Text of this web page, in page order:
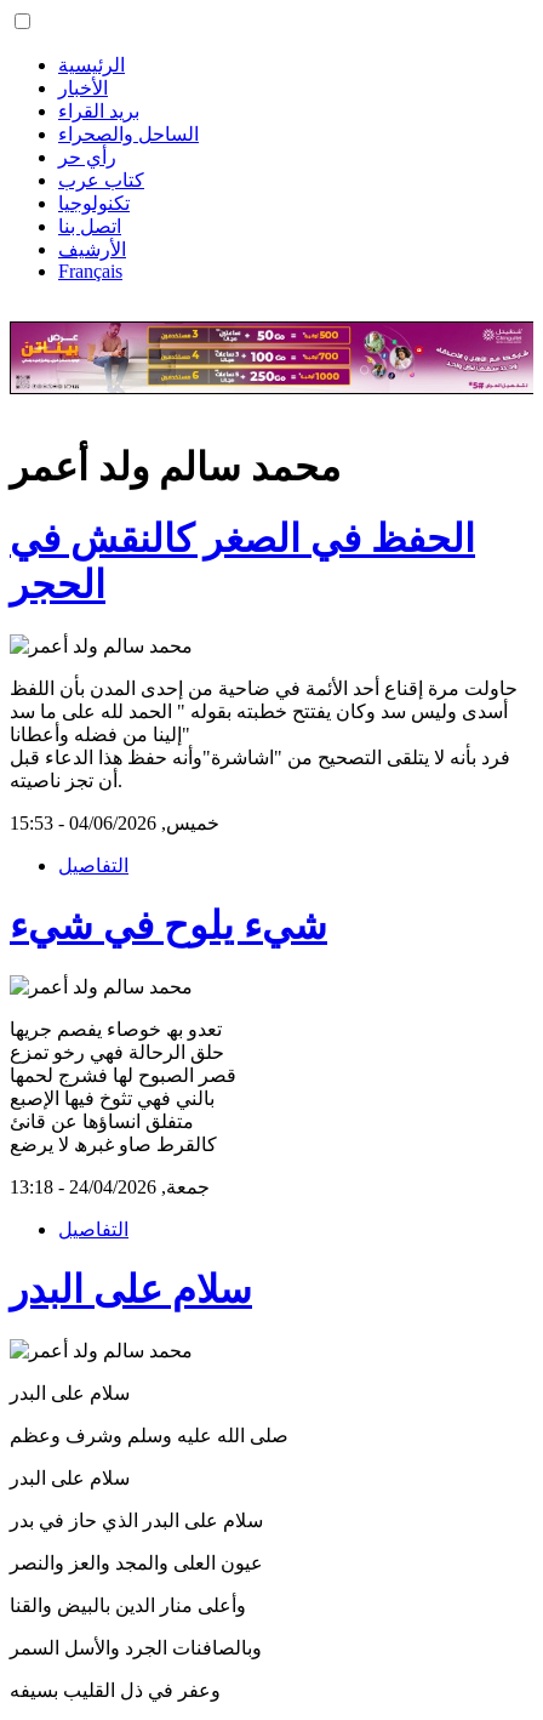
الرئيسية
الأخبار
بريد القراء
الساحل والصحراء
رأي حر
كتاب عرب
تكنولوجيا
اتصل بنا
الأرشيف
Français
محمد سالم ولد أعمر
الحفظ في الصغر كالنقش في
الحجر
حاولت مرة إقناع أحد الأئمة في ضاحية من إحدى المدن بأن اللفظ
أسدى وليس سد وكان يفتتح خطبته بقوله " الحمد لله على ما سد
إلينا من فضله وأعطانا"
فرد بأنه لا يتلقى التصحيح من "اشاشرة"وأنه حفظ هذا الدعاء قبل
أن تجز ناصيته.
خميس, 04/06/2026 - 15:53
التفاصيل
شيء يلوح في شيء
تعدو بھ خوصاء يفصم جريھا
حلق الرحالة فھي رخو تمزع
قصر الصبوح لھا فشرج لحمھا
بالني فھي تثوخ فيھا الإصبع
متفلق انساؤھا عن قانئ
كالقرط صاو غبرھ لا يرضع
جمعة, 24/04/2026 - 13:18
التفاصيل
سلام على البدر
سلام على البدر
صلى الله عليه وسلم وشرف وعظم
سلام على البدر
سلام على البدر الذي حاز في بدر
عيون العلى والمجد والعز والنصر
وأعلى منار الدين بالبيض والقنا
وبالصافنات الجرد والأسل السمر
وعفر في ذل القليب بسيفه